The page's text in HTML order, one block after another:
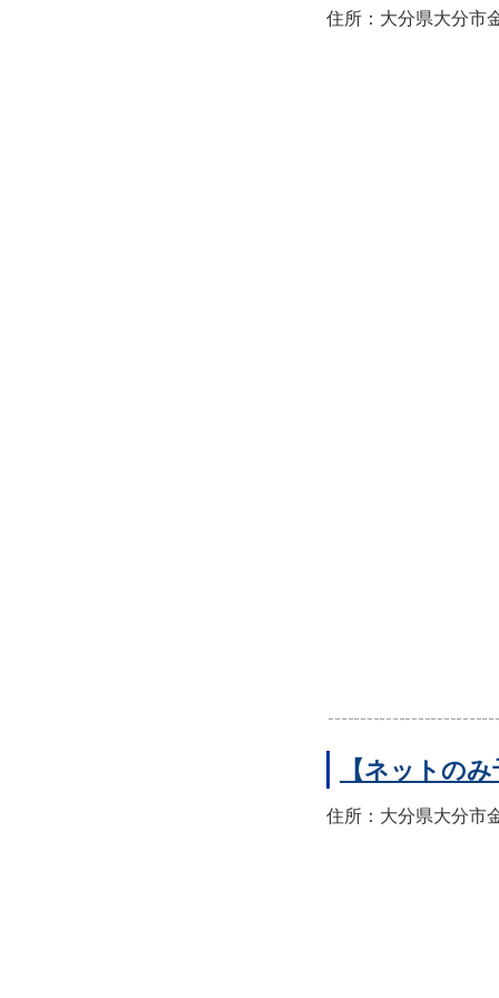
住所：大分県大分市
【ネットの
住所：大分県大分市